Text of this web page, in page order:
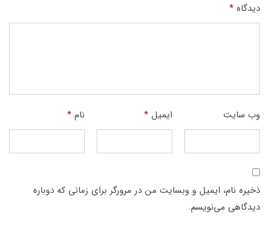
دیدگاه *
نام* ایمیل* وب‌ سایت
ذخیره نام، ایمیل و وبسایت من در مرورگر برای زمانی که دوباره
دیدگاهی می‌نویسم.